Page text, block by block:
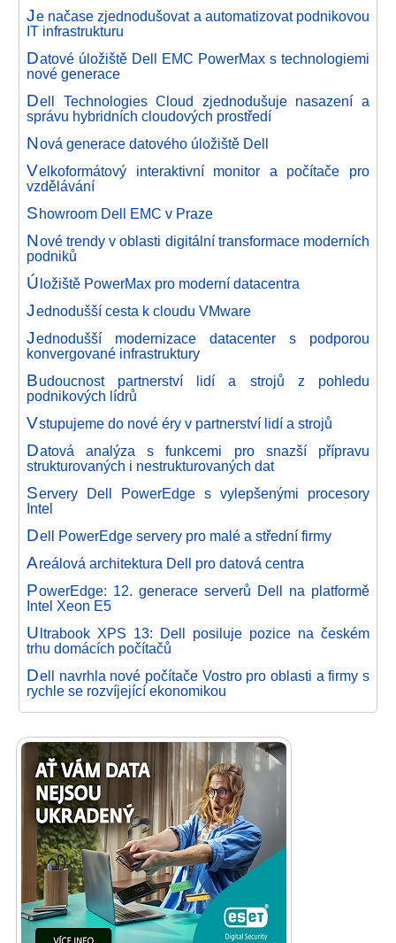
Je načase zjednodušovat a automatizovat podnikovou
IT infrastrukturu
Datové úložiště Dell EMC PowerMax s technologiemi
nové generace
Dell Technologies Cloud zjednodušuje nasazení a
správu hybridních cloudových prostředí
Nová generace datového úložiště Dell
Velkoformátový interaktivní monitor a počítače pro
vzdělávání
Showroom Dell EMC v Praze
Nové trendy v oblasti digitální transformace moderních
podniků
Úložiště PowerMax pro moderní datacentra
Jednodušší cesta k cloudu VMware
Jednodušší modernizace datacenter s podporou
konvergované infrastruktury
Budoucnost partnerství lidí a strojů z pohledu
podnikových lídrů
Vstupujeme do nové éry v partnerství lidí a strojů
Datová analýza s funkcemi pro snazší přípravu
strukturovaných i nestrukturovaných dat
Servery Dell PowerEdge s vylepšenými procesory
Intel
Dell PowerEdge servery pro malé a střední firmy
Areálová architektura Dell pro datová centra
PowerEdge: 12. generace serverů Dell na platformě
Intel Xeon E5
Ultrabook XPS 13: Dell posiluje pozice na českém
trhu domácích počítačů
Dell navrhla nové počítače Vostro pro oblasti a firmy s
rychle se rozvíjející ekonomikou